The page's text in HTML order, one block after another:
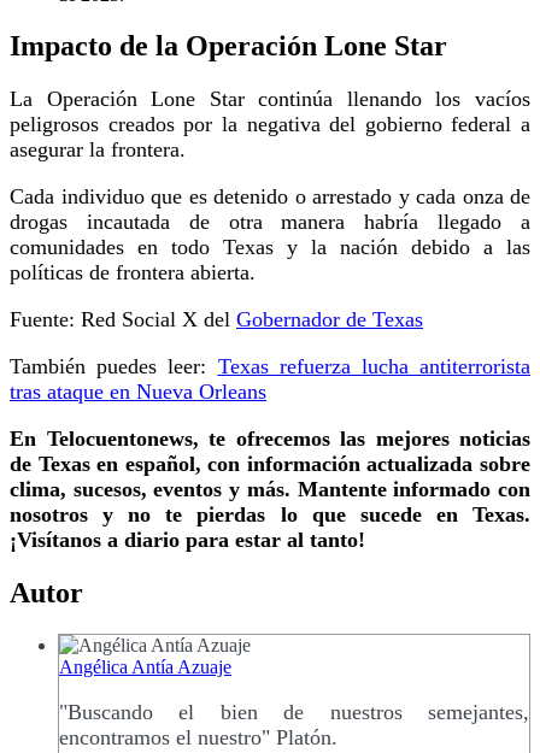
Impacto de la Operación Lone Star
La Operación Lone Star continúa llenando los vacíos
peligrosos creados por la negativa del gobierno federal a
asegurar la frontera.
Cada individuo que es detenido o arrestado y cada onza de
drogas incautada de otra manera habría llegado a
comunidades en todo Texas y la nación debido a las
políticas de frontera abierta.
Fuente: Red Social X del Gobernador de Texas
También puedes leer: Texas refuerza lucha antiterrorista
tras ataque en Nueva Orleans
En Telocuentonews, te ofrecemos las mejores noticias
de Texas en español, con información actualizada sobre
clima, sucesos, eventos y más. Mantente informado con
nosotros y no te pierdas lo que sucede en Texas.
¡Visítanos a diario para estar al tanto!
Autor
Angélica Antía Azuaje
"Buscando el bien de nuestros semejantes,
encontramos el nuestro" Platón.